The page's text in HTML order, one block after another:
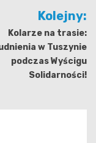
Kolejny:
Kolarze na trasie:
w Tuszynie
podczas Wyścigu
Solidarności!